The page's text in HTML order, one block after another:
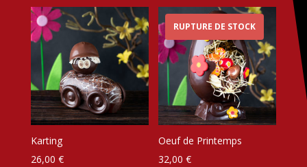
Karting
26,00 €
RUPTURE DE STOCK
Oeuf de Printemps
32,00€